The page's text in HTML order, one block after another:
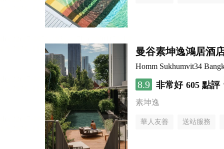
曼谷素坤逸鴻居酒
Homm Sukhumvit34
8.9 非常好 605 點評
素坤逸
華人友善 送站服務